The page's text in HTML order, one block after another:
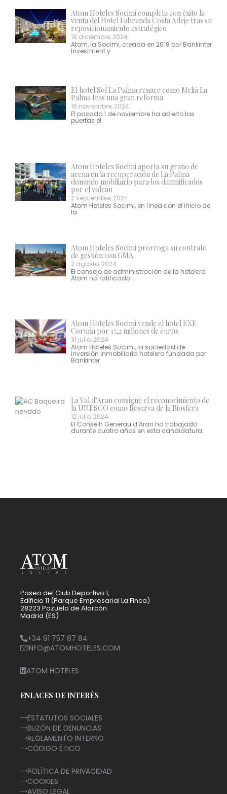
Atom Hoteles Socimi completa con éxito la
venta del Hotel Labranda Costa Adeje tras su
reposicionamiento estratégico
18 diciembre, 2024
Atom, la Socimi, creada en 2018 por Bankinter
Investment y
El hotel Sol La Palma renace como Meliá La
Palma tras una gran reforma
15 noviembre, 2024
El pasado 1 de noviembre ha abierto las
puertas el
Atom Hoteles Socimi aporta su grano de
arena en la recuperación de La Palma
donando mobiliario para los damnificados
por el volcán
2 septiembre, 2024
Atom Hoteles Socimi, en línea con el inicio de
la
Atom Hoteles Socimi prorroga su contrato
de gestión con GMA
2 agosto, 2024
El consejo de administración de la hotelera
Atom ha ratificado
Atom Hoteles Socimi vende el hotel EXE
Coruña por 17,2 millones de euros
31 julio, 2024
Atom Hoteles Socimi, la sociedad de
inversión inmobiliaria hotelera fundada por
Bankinter
La Val d’Aran consigue el reconocimiento de
la UNESCO como Reserva de la Biosfera
12 julio, 2024
El Conselh Generau d’Aran ha trabajado
durante cuatro años en esta candidatura.
Paseo del Club Deportivo 1,
Edificio 11 (Parque Empresarial La Finca)
28223 Pozuelo de Alarcón
Madrid (ES)
+34 91 757 87 84
INFO@ATOMHOTELES.COM
ATOM HOTELES
ENLACES DE INTERÉS
ESTATUTOS SOCIALES
BUZÓN DE DENUNCIAS
REGLAMENTO INTERNO
CÓDIGO ÉTICO
POLÍTICA DE PRIVACIDAD
COOKIES
AVISO LEGAL